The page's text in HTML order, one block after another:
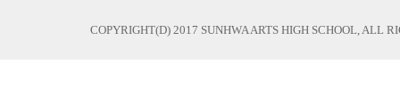
COPYRIGHT(D) 2017 SUNHWA ARTS HIGH SCHOOL, ALL